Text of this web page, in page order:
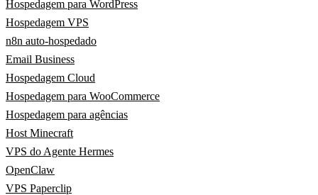
Hospedagem para WordPress
Hospedagem VPS
n8n auto-hospedado
Email Business
Hospedagem Cloud
Hospedagem para WooCommerce
Hospedagem para agências
Host Minecraft
VPS do Agente Hermes
OpenClaw
VPS Paperclip